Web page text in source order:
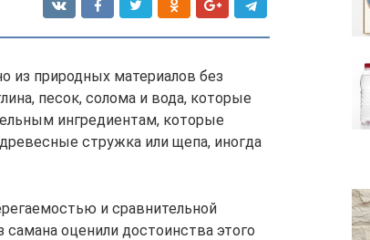
из природных материалов без
песок, солома и вода, которые
ингредиентам, которые
стружка или щепа, иногда
и сравнительной
оценили достоинства этого